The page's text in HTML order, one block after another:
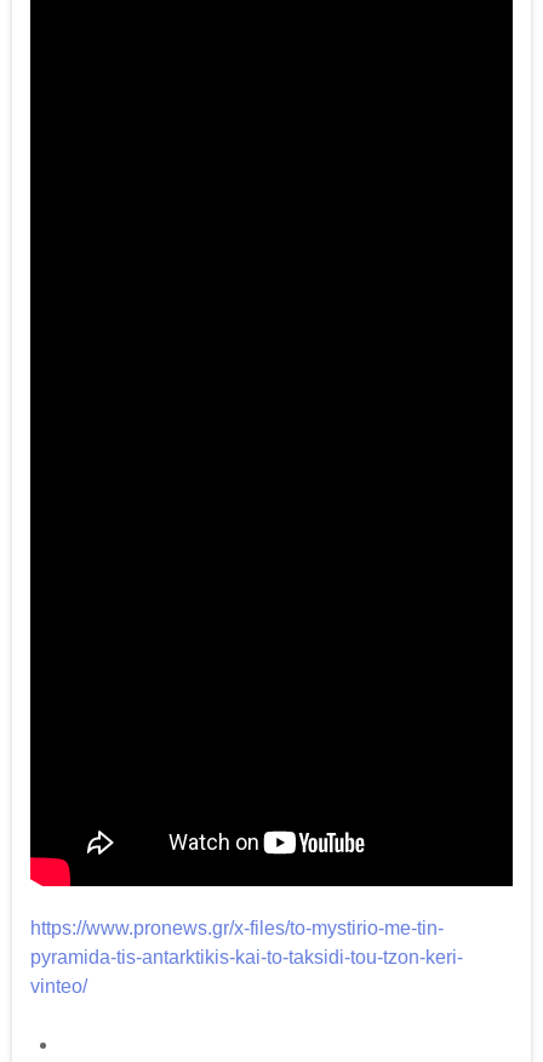
https://www.pronews.gr/x-files/to-mystirio-me-tin-
pyramida-tis-antarktikis-kai-to-taksidi-tou-tzon-keri-
vinteo/